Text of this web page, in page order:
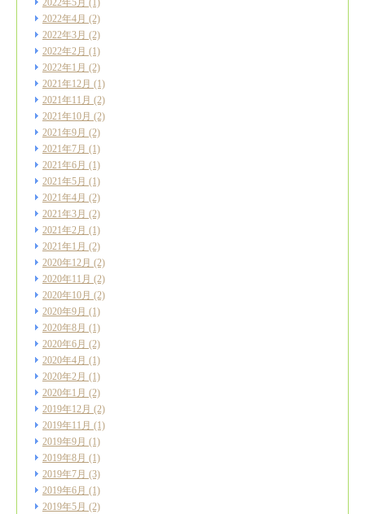
2022年5月 (1)
2022年4月 (2)
2022年3月 (2)
2022年2月 (1)
2022年1月 (2)
2021年12月 (1)
2021年11月 (2)
2021年10月 (2)
2021年9月 (2)
2021年7月 (1)
2021年6月 (1)
2021年5月 (1)
2021年4月 (2)
2021年3月 (2)
2021年2月 (1)
2021年1月 (2)
2020年12月 (2)
2020年11月 (2)
2020年10月 (2)
2020年9月 (1)
2020年8月 (1)
2020年6月 (2)
2020年4月 (1)
2020年2月 (1)
2020年1月 (2)
2019年12月 (2)
2019年11月 (1)
2019年9月 (1)
2019年8月 (1)
2019年7月 (3)
2019年6月 (1)
2019年5月 (2)